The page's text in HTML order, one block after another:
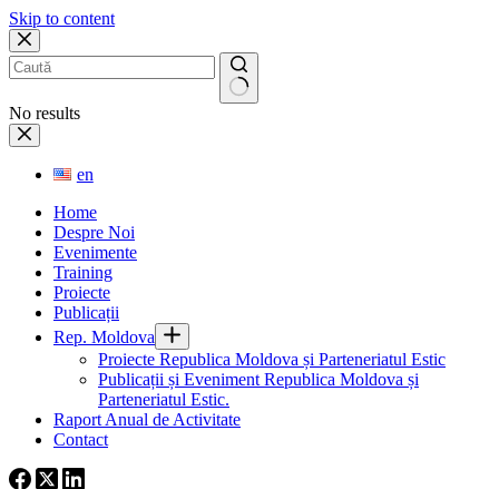
Skip to content
No results
en
Home
Despre Noi
Evenimente
Training
Proiecte
Publicații
Rep. Moldova
Proiecte Republica Moldova și Parteneriatul Estic
Publicații și Eveniment Republica Moldova și
Parteneriatul Estic.
Raport Anual de Activitate
Contact